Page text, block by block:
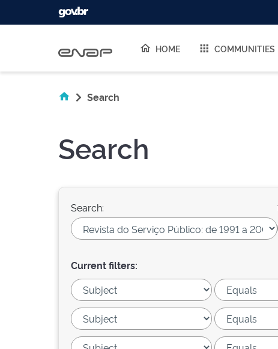
HOME COMMUNITIES
Search
Search
Search:
Current filters: